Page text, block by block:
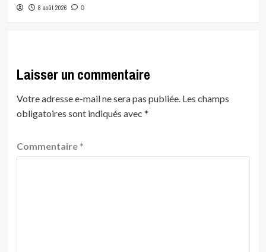
8 août 2026 0
Laisser un commentaire
Votre adresse e-mail ne sera pas publiée. Les champs
obligatoires sont indiqués avec *
Commentaire *